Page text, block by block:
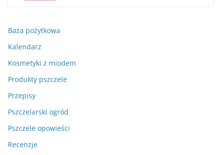
Baza pożytkowa
Kalendarz
Kosmetyki z miodem
Produkty pszczele
Przepisy
Pszczelarski ogród
Pszczele opowieści
Recenzje